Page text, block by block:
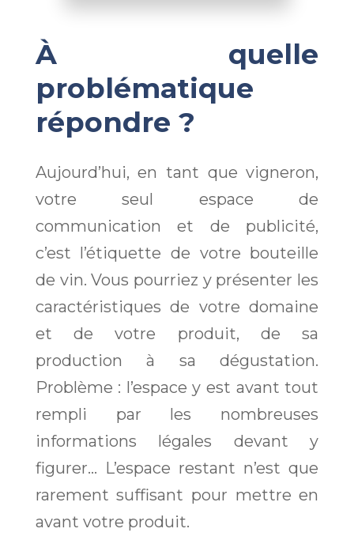
À quelle
problématique
répondre ?
Aujourd’hui, en tant que vigneron,
votre seul espace de
communication et de publicité,
c’est l’étiquette de votre bouteille
de vin. Vous pourriez y présenter les
caractéristiques de votre domaine
et de votre produit, de sa
production à sa dégustation.
Problème : l’espace y est avant tout
rempli par les nombreuses
informations légales devant y
figurer… L’espace restant n’est que
rarement suffisant pour mettre en
avant votre produit.